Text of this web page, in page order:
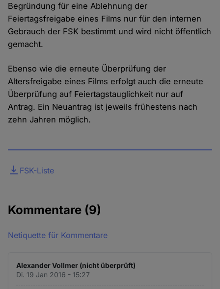
Begründung für eine Ablehnung der
Feiertagsfreigabe eines Films nur für den internen
Gebrauch der FSK bestimmt und wird nicht öffentlich
gemacht.
Ebenso wie die erneute Überprüfung der
Altersfreigabe eines Films erfolgt auch die erneute
Überprüfung auf Feiertagstauglichkeit nur auf
Antrag. Ein Neuantrag ist jeweils frühestens nach
zehn Jahren möglich.
DateiFSK-Liste
Kommentare (9)
Netiquette für Kommentare
Alexander Vollmer (nicht überprüft)
Di. 19 Jan 2016 - 15:27